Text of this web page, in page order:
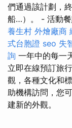
們通過該計劃，
船…）。 - 活動
養生村 外燴廠商
式台胞證 seo 失
詢 一年中的每一
立即在線預訂旅
觀，各種文化和
助機構訪問，您
建新的外觀。